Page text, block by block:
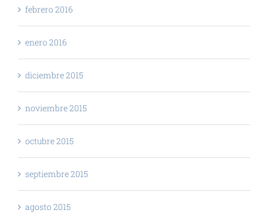
febrero 2016
enero 2016
diciembre 2015
noviembre 2015
octubre 2015
septiembre 2015
agosto 2015